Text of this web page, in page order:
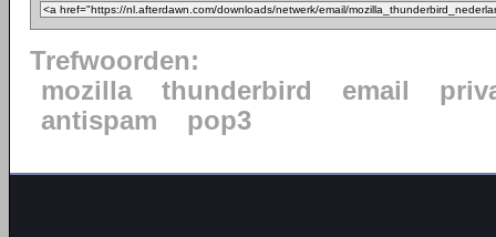
Trefwoorden:
mozilla
thunderbird email
antispam
pop3